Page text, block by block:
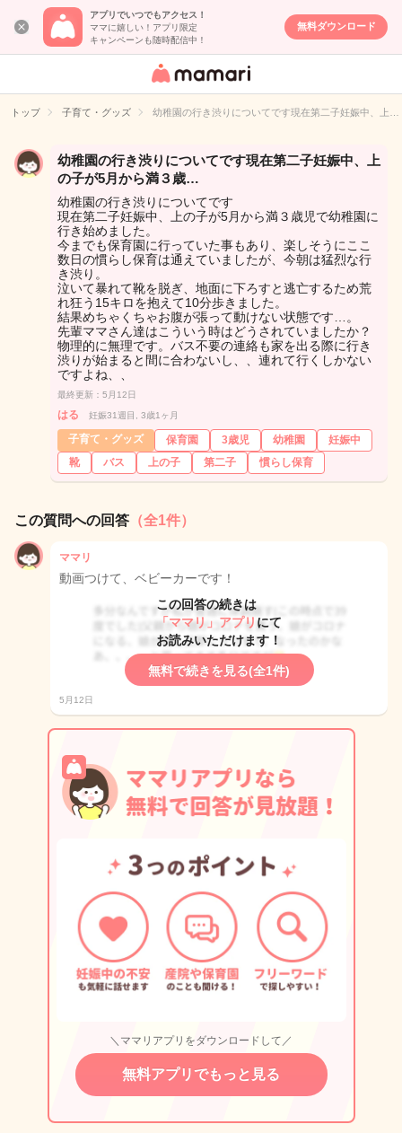
アプリでいつでもアクセス！
ママに嬉しい！アプリ限定
キャンペーンも随時配信中！
無料ダウンロード
女性専用匿名QA
イト
トップ 子育て・グッズ 幼稚園の行き渋りについてです現在第二子妊娠中、上…
幼稚園の行き渋りについてです現在第二子妊娠中、上
の子が5月から満３歳…
幼稚園の行き渋りについてです
現在第二子妊娠中、上の子が5月から満３歳児で幼稚園に
行き始めました。
今までも保育園に行っていた事もあり、楽しそうにここ
数日の慣らし保育は通えていましたが、今朝は猛烈な行
き渋り。
泣いて暴れて靴を脱ぎ、地面に下ろすと逃亡するため荒
れ狂う15キロを抱えて10分歩きました。
結果めちゃくちゃお腹が張って動けない状態です…。
先輩ママさん達はこういう時はどうされていましたか？
物理的に無理です。バス不要の連絡も家を出る際に行き
渋りが始まると間に合わないし、、連れて行くしかない
ですよね、、
最終更新：5月12日
はる 妊娠31週目, 3歳1ヶ月
子育て・グッズ 保育園 3歳児 幼稚園
妊娠中
靴
バス 上の子 第二子 慣らし保育
この質問への回答 （全1件）
ママリ
動画つけて、ベビーカーです！
この回答の続きは
「ママリ」アプリ にて
お読みいただけます！
無料で続きを見る(全1件)
5月12日
＼ママリアプリをダウンロードして／
無料アプリでもっと見る